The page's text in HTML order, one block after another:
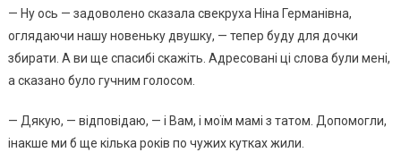
— Ну ось — задоволено сказала свекруха Ніна Германівна,
оглядаючи нашу новеньку двушку, — тепер буду для дочки
збирати. А ви ще спасибі скажіть. Адресовані ці слова були мені,
а сказано було гучним голосом.
— Дякую, — відповідаю, — і Вам, і моїм мамі з татом. Допомогли,
інакше ми б ще кілька років по чужих кутках жили.